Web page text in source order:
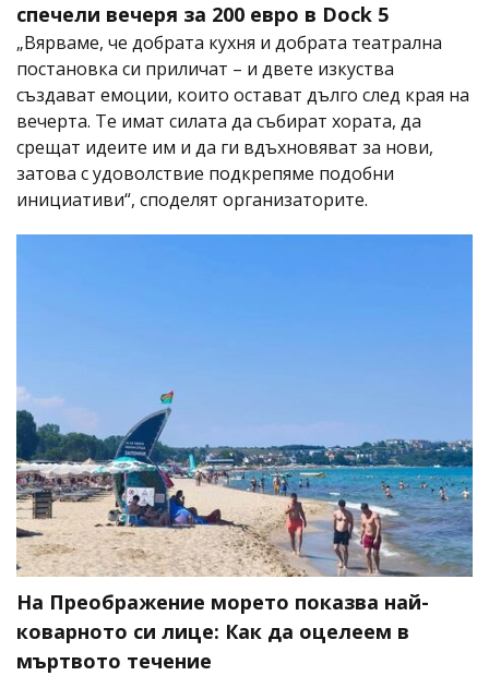
спечели вечеря за 200 евро в Dock 5
„Вярваме, че добрата кухня и добрата театрална
постановка си приличат – и двете изкуства
създават емоции, които остават дълго след края на
вечерта. Те имат силата да събират хората, да
срещат идеите им и да ги вдъхновяват за нови,
затова с удоволствие подкрепяме подобни
инициативи“, споделят организаторите.
На Преображение морето показва най-
коварното си лице: Как да оцелеем в
мъртвото течение